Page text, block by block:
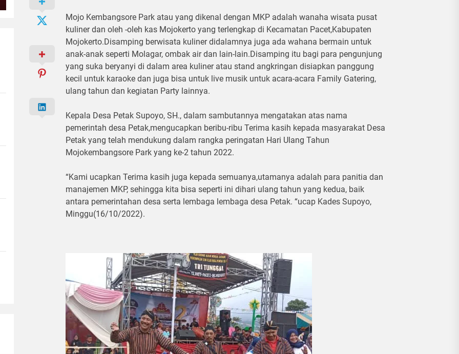
Mojo Kembangsore Park atau yang dikenal dengan MKP adalah wanaha wisata pusat
kuliner dan oleh -oleh kas Mojokerto yang terlengkap di Kecamatan Pacet,Kabupaten
Mojokerto.Disamping berwisata kuliner didalamnya juga ada wahana bermain untuk
anak-anak seperti Molagar, ombak air dan lain-lain.Disamping itu bagi para pengunjung
yang suka beryanyi di dalam area kuliner atau stand angkringan disiapkan panggung
kecil untuk karaoke dan juga bisa untuk live musik untuk acara-acara Family Gatering,
ulang tahun dan kegiatan Party lainnya.
Kepala Desa Petak Supoyo, SH., dalam sambutannya mengatakan atas nama
pemerintah desa Petak,mengucapkan beribu-ribu Terima kasih kepada masyarakat Desa
Petak yang telah mendukung dalam rangka peringatan Hari Ulang Tahun
Mojokembangsore Park yang ke-2 tahun 2022.
“Kami ucapkan Terima kasih juga kepada semuanya,utamanya adalah para panitia dan
manajemen MKP, sehingga kita bisa seperti ini dihari ulang tahun yang kedua, baik
antara pemerintahan desa serta lembaga lembaga desa Petak. “ucap Kades Supoyo,
Minggu(16/10/2022).